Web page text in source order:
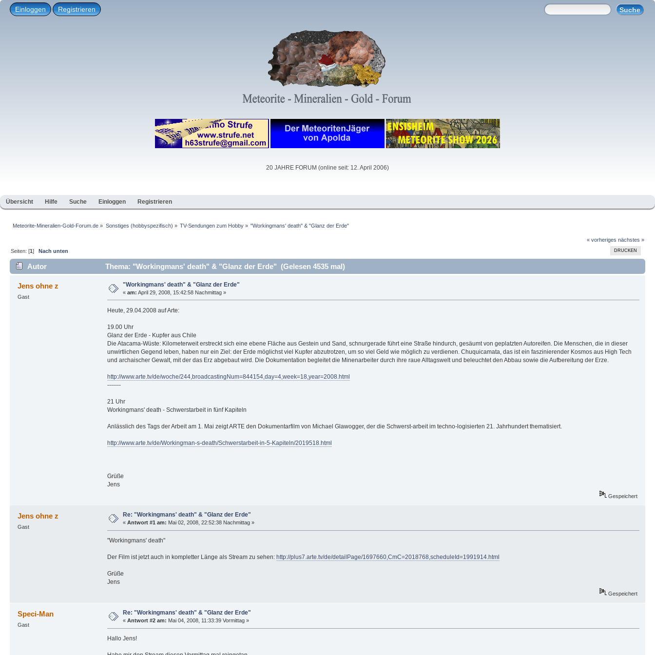
Einloggen Registrieren
20 JAHRE FORUM (online seit: 12. April 2006)
Übersicht Hilfe Suche Einloggen Registrieren
Meteorite-Mineralien-Gold-Forum.de » Sonstiges (hobbyspezifisch) » TV-Sendungen zum Hobby» "Workingmans' death" & "Glanz der Erde"
« vorheriges nächstes »
DRUCKEN
Seiten: [1]Nach unten
Autor Thema: "Workingmans' death" & "Glanz der Erde" (Gelesen 4535 mal)
Jens ohne z
Gast
"Workingmans' death" & "Glanz der Erde"
« am: April 29, 2008, 15:42:58 Nachmittag »
Heute, 29.04.2008 auf Arte:
19.00 Uhr
Glanz der Erde - Kupfer aus Chile
Die Atacama-Wüste: Kilometerweit erstreckt sich eine ebene Fläche aus Gestein und Sand, schnurgerade führt eine Straße hindurch, gesäumt von geplatzten Autoreifen. Die Menschen, die in dieser
unwirtlichen Gegend leben, haben nur ein Ziel: der Erde möglichst viel Kupfer abzutrotzen, um so viel Geld wie möglich zu verdienen. Chuquicamata, das ist ein faszinierender Kosmos aus High Tech
und archaischer Gewalt, mit der das Erz abgebaut wird. Die Dokumentation begleitet die Minenarbeiter durch ihre raue Alltagswelt und beleuchtet den Abbau sowie die Aufbereitung der Erze.
http://www.arte.tv/de/woche/244,broadcastingNum=844154,day=4,week=18,year=2008.html
-------
21 Uhr
Workingmans' death - Schwerstarbeit in fünf Kapiteln
Anlässlich des Tags der Arbeit am 1. Mai zeigt ARTE den Dokumentarfilm von Michael Glawogger, der die Schwerst-arbeit im techno-logisierten 21. Jahrhundert thematisiert.
http://www.arte.tv/de/Workingman-s-death/Schwerstarbeit-in-5-Kapiteln/2019518.html
Grüße
Jens
Gespeichert
Jens ohne z
Gast
Re: "Workingmans' death" & "Glanz der Erde"
« Antwort #1 am: Mai 02, 2008, 22:52:38 Nachmittag »
"Workingmans' death"
Der Film ist jetzt auch in kompletter Länge als Stream zu sehen: http://plus7.arte.tv/de/detailPage/1697660,CmC=2018768,scheduleId=1991914.html
Grüße
Jens
Gespeichert
Speci-Man
Gast
Re: "Workingmans' death" & "Glanz der Erde"
« Antwort #2 am: Mai 04, 2008, 11:33:39 Vormittag »
Hallo Jens!